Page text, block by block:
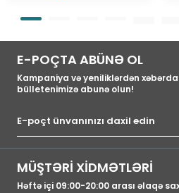
MÜŞTƏRİ XİDMƏTLƏRİ
Həftə içi 09:00-20:00 arası əlaqə
E-POÇTA ABÜNƏ OL
Kampaniya və yeniliklərdən
bülletenimizə abunə olun!